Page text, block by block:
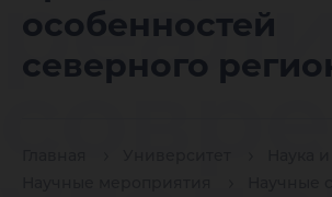
особенностей
северного